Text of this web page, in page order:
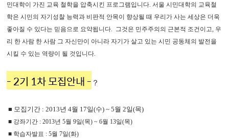
민대학이 가진 교육 철학을 압축시킨 프로그램입니다.서울 시민대학의 교육철
학은 시민의 자기성찰 능력과 비판적 안목이 향상될때 우리가 사는 세상은 더욱
좋아질 수 있다는 믿음으로 요약됩니다. 그것은 민주주의의 근본적 조건이고, 우
리 한 사람 한 사람 그 자신만이 아니라 자기가 살고 있는 시민 공동체의 발전을
시킬 수 있는 역량이 될 것입니다.
- 2기 1차 모집안내 - ？
■ 모집기간 : 2013년 4월 17일(수) ~ 5월 2일(목)
■ 강좌기간 : 2013년 5월 9일(목) ~ 6월 13일(목)
■ 학습자발표 : 5월 7일(화)